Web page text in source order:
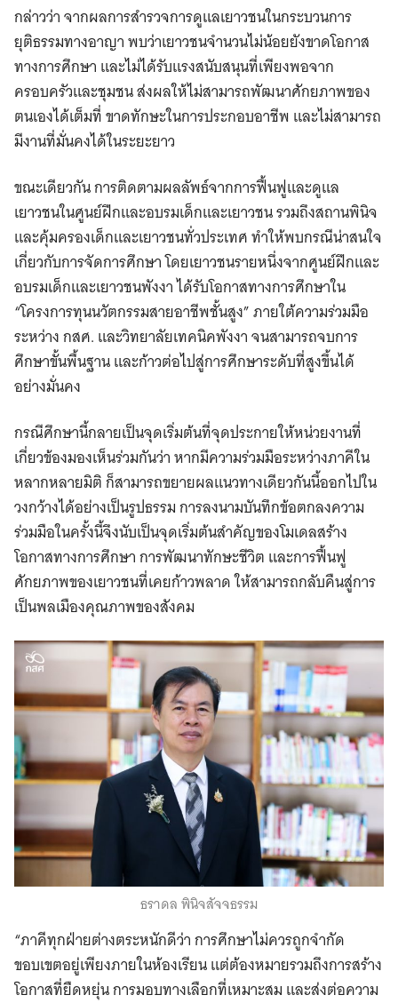
กล่าวว่า จากผลการสำรวจการดูแลเยาวชนในกระบวนการ
ยุติธรรมทางอาญา พบว่าเยาวชนจำนวนไม่น้อยยังขาดโอกาส
ทางการศึกษา และไม่ได้รับแรงสนับสนุนที่เพียงพอจาก
ครอบครัวและชุมชน ส่งผลให้ไม่สามารถพัฒนาศักยภาพของ
ตนเองได้เต็มที่ ขาดทักษะในการประกอบอาชีพ และไม่สามารถ
มีงานที่มั่นคงได้ในระยะยาว
ขณะเดียวกัน การติดตามผลลัพธ์จากการฟื้นฟูและดูแล
เยาวชนในศูนย์ฝึกและอบรมเด็กและเยาวชน รวมถึงสถานพินิจ
และคุ้มครองเด็กและเยาวชนทั่วประเทศ ทำให้พบกรณีน่าสนใจ
เกี่ยวกับการจัดการศึกษา โดยเยาวชนรายหนึ่งจากศูนย์ฝึกและ
อบรมเด็กและเยาวชนพังงา ได้รับโอกาสทางการศึกษาใน
“โครงการทุนนวัตกรรมสายอาชีพชั้นสูง” ภายใต้ความร่วมมือ
ระหว่าง กสศ. และวิทยาลัยเทคนิคพังงา จนสามารถจบการ
ศึกษาขั้นพื้นฐาน และก้าวต่อไปสู่การศึกษาระดับที่สูงขึ้นได้
อย่างมั่นคง
กรณีศึกษานี้กลายเป็นจุดเริ่มต้นที่จุดประกายให้หน่วยงานที่
เกี่ยวข้องมองเห็นร่วมกันว่า หากมีความร่วมมือระหว่างภาคีใน
หลากหลายมิติ ก็สามารถขยายผลแนวทางเดียวกันนี้ออกไปใน
วงกว้างได้อย่างเป็นรูปธรรม การลงนามบันทึกข้อตกลงความ
ร่วมมือในครั้งนี้จึงนับเป็นจุดเริ่มต้นสำคัญของโมเดลสร้าง
โอกาสทางการศึกษา การพัฒนาทักษะชีวิต และการฟื้นฟู
ศักยภาพของเยาวชนที่เคยก้าวพลาด ให้สามารถกลับคืนสู่การ
เป็นพลเมืองคุณภาพของสังคม
ธราดล พินิจสัจจธรรม
“ภาคีทุกฝ่ายต่างตระหนักดีว่า การศึกษาไม่ควรถูกจำกัด
ขอบเขตอยู่เพียงภายในห้องเรียน แต่ต้องหมายรวมถึงการสร้าง
โอกาสที่ยืดหยุ่น การมอบทางเลือกที่เหมาะสม และส่งต่อความ